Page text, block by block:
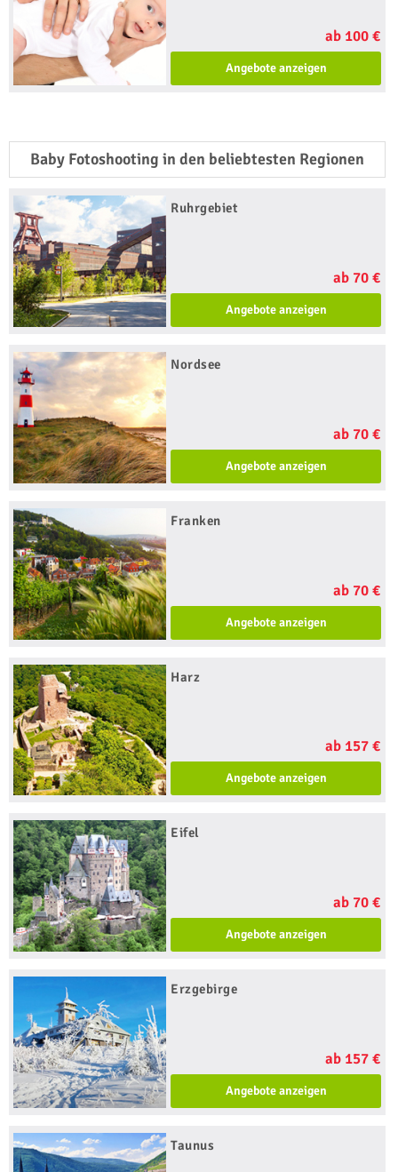
ab 100 €
Angebote anzeigen
Baby Fotoshooting in den beliebtesten Regionen
Ruhrgebiet
ab 70 €
Angebote anzeigen
Nordsee
ab 70 €
Angebote anzeigen
Franken
ab 70 €
Angebote anzeigen
Harz
ab 157 €
Angebote anzeigen
Eifel
ab 70 €
Angebote anzeigen
Erzgebirge
ab 157 €
Angebote anzeigen
Taunus